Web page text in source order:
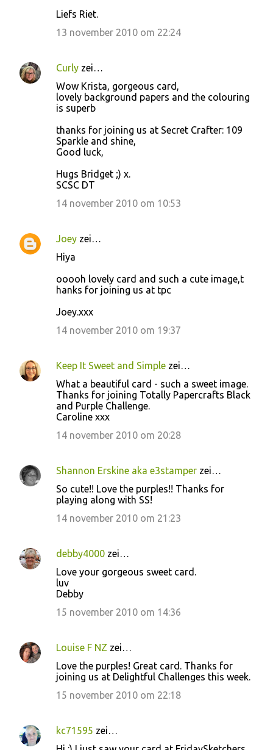
Liefs Riet.
13 november 2010 om 22:24
Curly zei…
Wow Krista, gorgeous card,
lovely background papers and the colouring
is superb
thanks for joining us at Secret Crafter: 109
Sparkle and shine,
Good luck,
Hugs Bridget ;) x.
SCSC DT
14 november 2010 om 10:53
Joey zei…
Hiya
ooooh lovely card and such a cute image,t
hanks for joining us at tpc
Joey.xxx
14 november 2010 om 19:37
Keep It Sweet and Simple zei…
What a beautiful card - such a sweet image.
Thanks for joining Totally Papercrafts Black
and Purple Challenge.
Caroline xxx
14 november 2010 om 20:28
Shannon Erskine aka e3stamper zei…
So cute!! Love the purples!! Thanks for
playing along with SS!
14 november 2010 om 21:23
debby4000 zei…
Love your gorgeous sweet card.
luv
Debby
15 november 2010 om 14:36
Louise F NZ zei…
Love the purples! Great card. Thanks for
joining us at Delightful Challenges this week.
15 november 2010 om 22:18
kc71595 zei…